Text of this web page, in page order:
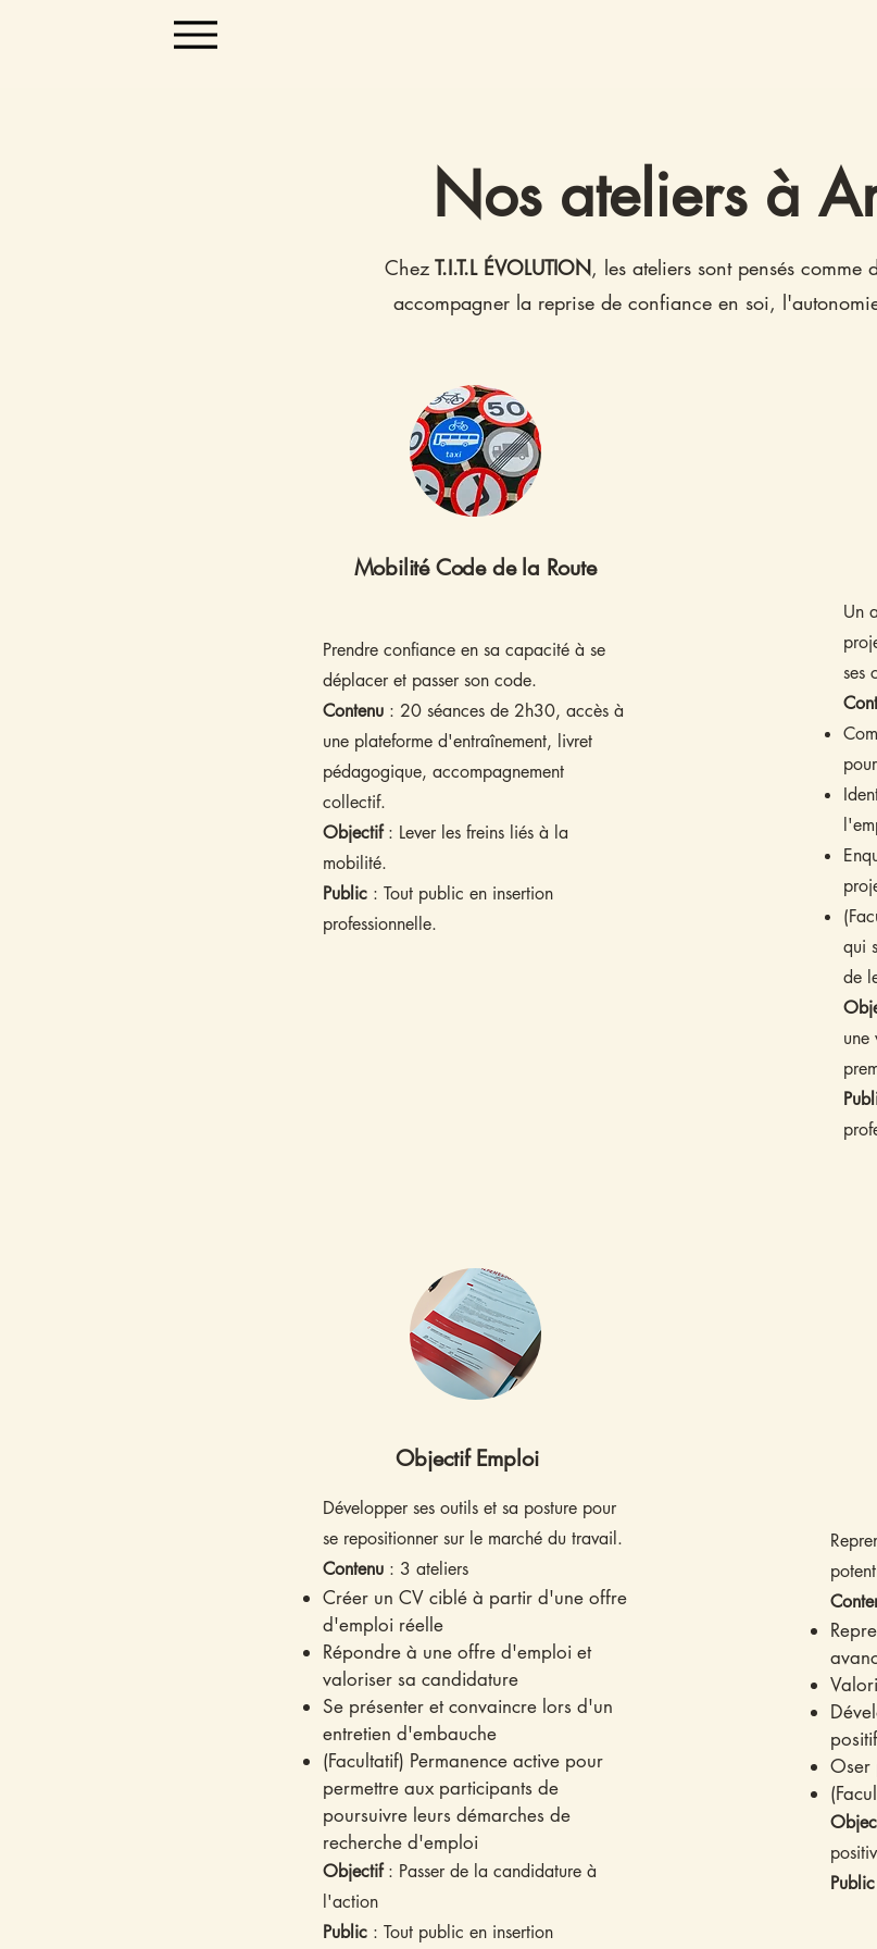
Nos ateliers à
Chez T.I.T.L ÉVOLUTION, les ateliers sont pensés comme
accompagner la reprise de confiance en soi,
Mobilité Code de la Route
​Prendre confiance en sa capacité à se
déplacer et passer son code.
Contenu : 20 séances de 2h30, accès à
une plateforme d'entraînement, livret
pédagogique, accompagnement
collectif.
Objectif: Lever les freins liés à la
mobilité.
Public : Tout public en insertion
professionnelle.
​Un
ses
qui
de
une
Objectif Emploi
​Développer ses outils et sa posture pour
se repositionner sur le marché du travail.
Contenu : 3 ateliers
Créer un CV ciblé à partir d'une offre
d'emploi réelle
Répondre à une offre d'emploi et
valoriser sa candidature
Se présenter et convaincre lors d'un
entretien d'embauche
(Facultatif) Permanence active pour
permettre aux participants de
poursuivre leurs démarches de
recherche d'emploi
Objectif: Passer de la candidature à
l'action
Public : Tout public en insertion
positif
Oser
Public